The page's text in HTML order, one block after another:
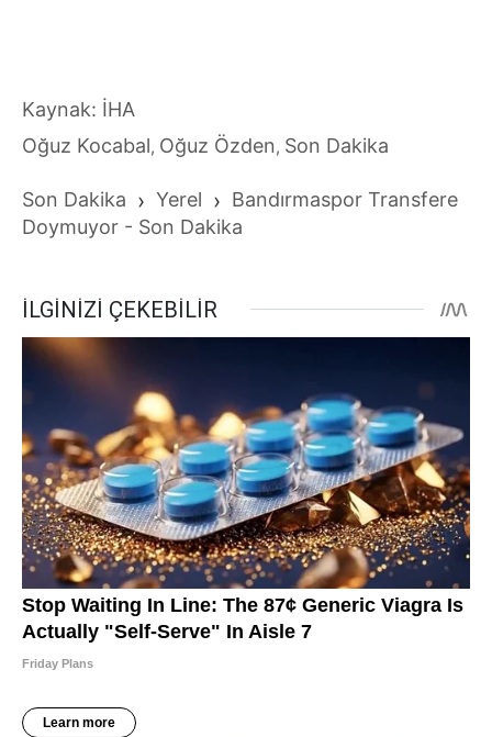
Kaynak: İHA
Oğuz Kocabal, Oğuz Özden, Son Dakika
Son Dakika › Yerel › Bandırmaspor Transfere
Doymuyor - Son Dakika